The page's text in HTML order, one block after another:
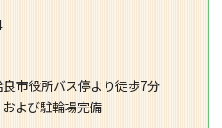
市役所バス停より徒歩7分
よび駐輪場完備